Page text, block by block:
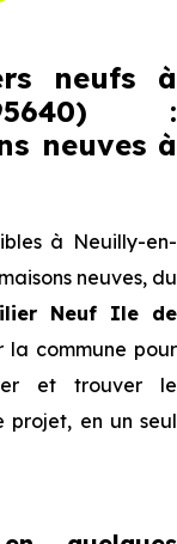
neufs à
:
neuves à
à Neuilly-en-
neuves, du
Neuf Ile de
la commune pour
et trouver le
projet, en un seul